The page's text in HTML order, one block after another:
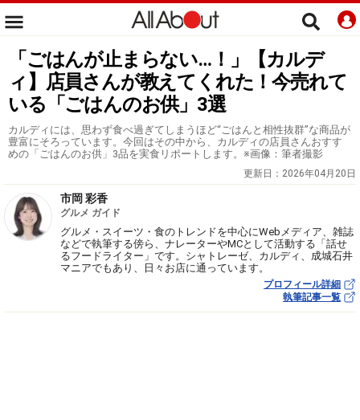
「ごはんが止まらない…！」【カルデ
ィ】店員さんが教えてくれた！今売れて
いる「ごはんのお供」3選
カルディには、思わず食べ過ぎてしまうほど“ごはんと相性抜群”な商品が
豊富にそろっています。今回はその中から、カルディの店員さんおすす
めの「ごはんのお供」3品を実食リポートします。※画像：筆者撮影
更新日： 2026年04月20日
市岡 彩香
グルメ ガイド
グルメ・スイーツ・食のトレンドを中心にWebメディア、雑誌
などで執筆する傍ら、ナレーターやMCとして活動する「話せ
るフードライター」です。シャトレーゼ、カルディ、成城石井
マニアでもあり、日々お店に通っています。
プロフィール詳細
執筆記事一覧